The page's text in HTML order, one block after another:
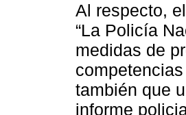
Al respecto,
“La Policía
medidas de
también que
informe